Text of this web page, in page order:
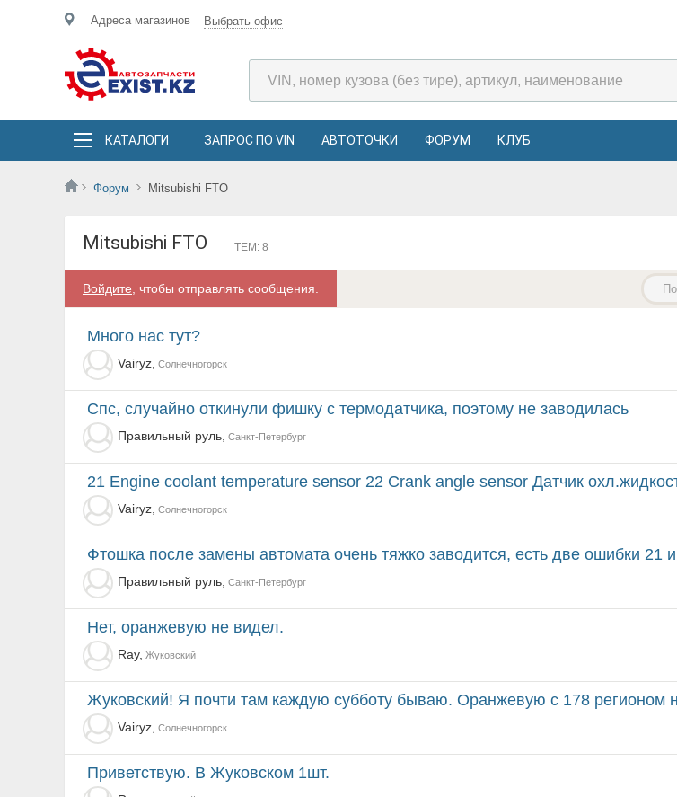
Адреса магазинов Выбрать офис
КАТАЛОГИ ЗАПРОС ПО VIN АВТОТОЧКИ ФОРУМ КЛУБ
Форум Mitsubishi FTO
Mitsubishi FTO ТЕМ: 8
Войдите , чтобы отправлять сообщения.
Много нас тут?
Vairyz, Солнечногорск
спс, случайно откинули фишку с термодатчика, поэтому не заводилась
Правильный руль, Санкт-Петербург
21 Engine coolant temperature sensor 22 Crank angle sensor Датчик охл.жидкости, если по
Vairyz, Солнечногорск
Фтошка после замены автомата очень тяжко заводится, есть две ошибки 21 и 22 причем до
Правильный руль, Санкт-Петербург
Нет, оранжевую не видел.
Ray, Жуковский
Жуковский! Я почти там каждую субботу бываю. Оранжевую с 178 регионом не
Vairyz, Солнечногорск
Приветствую. В Жуковском 1шт.